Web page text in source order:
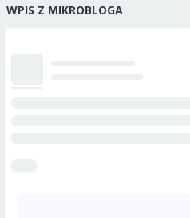
WPIS Z MIKROBLOGA